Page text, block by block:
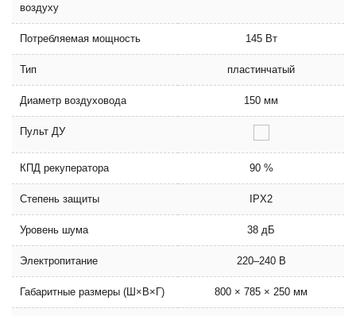
воздуху
Потребляемая мощность 145 Вт
Тип пластинчатый
Диаметр воздуховода 150 мм
Пульт ДУ
КПД рекуператора 90 %
Степень защиты IPX2
Уровень шума 38 дБ
Электропитание 220–240 В
Габаритные размеры (Ш×В×Г) 800 × 785 × 250 мм